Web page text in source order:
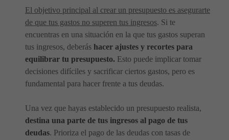
El objetivo principal al crear un presupuesto es asegurarte
de que tus gastos no superen tus ingresos. Si te
encuentras en una situación en la que tus gastos superan
tus ingresos, deberás hacer ajustes y recortes para
equilibrar tu presupuesto. Esto puede implicar tomar
decisiones difíciles y sacrificar ciertos gastos, pero es
fundamental para hacer frente a tus deudas.
Una vez que hayas establecido un presupuesto realista,
destina una parte de tus ingresos al pago de tus
deudas. Prioriza el pago de las deudas con tasas de